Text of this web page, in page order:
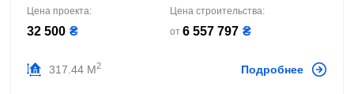
Цена проекта:
32 500 ₴
Цена строительства:
от 6 557 797 ₴
317.44 М2 Подробнее